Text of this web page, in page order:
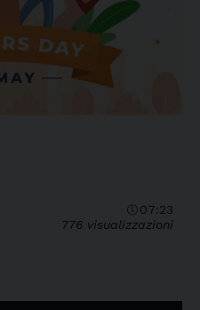
07:23
776 visualizzazioni